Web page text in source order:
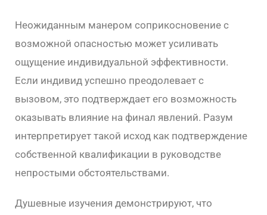
Неожиданным манером соприкосновение с
возможной опасностью может усиливать
ощущение индивидуальной эффективности.
Если индивид успешно преодолевает с
вызовом, это подтверждает его возможность
оказывать влияние на финал явлений. Разум
интерпретирует такой исход как подтверждение
собственной квалификации в руководстве
непростыми обстоятельствами.
Душевные изучения демонстрируют, что